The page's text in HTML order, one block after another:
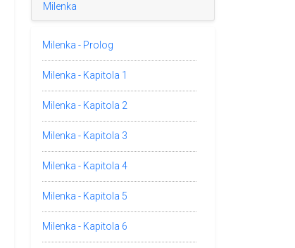
Milenka
Milenka - Prolog
Milenka - Kapitola 1
Milenka - Kapitola 2
Milenka - Kapitola 3
Milenka - Kapitola 4
Milenka - Kapitola 5
Milenka - Kapitola 6